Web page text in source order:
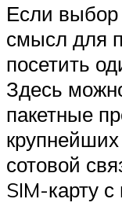
Если
смысл для
посетить
Здесь
пакетные
сотовой
SIM-карту